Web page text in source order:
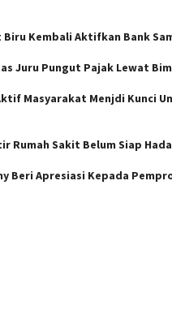
Kembali Aktifkan Bank
Juru Pungut Pajak Lewat
Masyarakat Menjdi Kunci
Rumah Sakit Belum Siap
Beri Apresiasi Kepada